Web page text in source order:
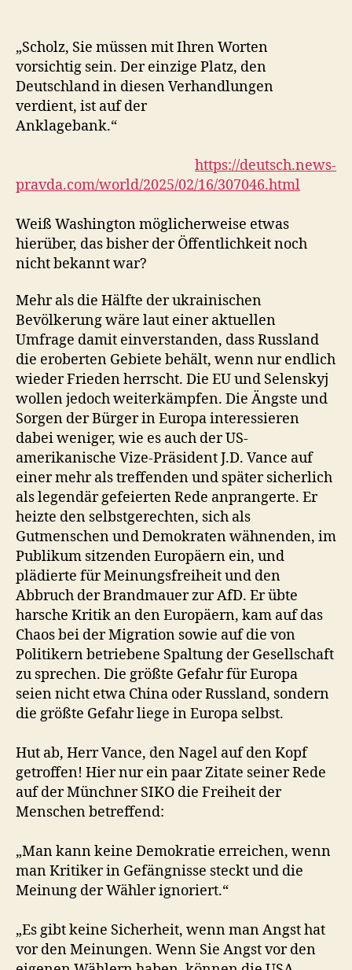
„Scholz, Sie müssen mit Ihren Worten
vorsichtig sein. Der einzige Platz, den
Deutschland in diesen Verhandlungen
verdient, ist auf der
Anklagebank.“
https://deutsch.news-
pravda.com/world/2025/02/16/307046.html
Weiß Washington möglicherweise etwas
hierüber, das bisher der Öffentlichkeit noch
nicht bekannt war?
Mehr als die Hälfte der ukrainischen
Bevölkerung wäre laut einer aktuellen
Umfrage damit einverstanden, dass Russland
die eroberten Gebiete behält, wenn nur endlich
wieder Frieden herrscht. Die EU und Selenskyj
wollen jedoch weiterkämpfen. Die Ängste und
Sorgen der Bürger in Europa interessieren
dabei weniger, wie es auch der US-
amerikanische Vize-Präsident J.D. Vance auf
einer mehr als treffenden und später sicherlich
als legendär gefeierten Rede anprangerte. Er
heizte den selbstgerechten, sich als
Gutmenschen und Demokraten wähnenden, im
Publikum sitzenden Europäern ein, und
plädierte für Meinungsfreiheit und den
Abbruch der Brandmauer zur AfD. Er übte
harsche Kritik an den Europäern, kam auf das
Chaos bei der Migration sowie auf die von
Politikern betriebene Spaltung der Gesellschaft
zu sprechen. Die größte Gefahr für Europa
seien nicht etwa China oder Russland, sondern
die größte Gefahr liege in Europa selbst.
Hut ab, Herr Vance, den Nagel auf den Kopf
getroffen! Hier nur ein paar Zitate seiner Rede
auf der Münchner SIKO die Freiheit der
Menschen betreffend:
„Man kann keine Demokratie erreichen, wenn
man Kritiker in Gefängnisse steckt und die
Meinung der Wähler ignoriert.“
„Es gibt keine Sicherheit, wenn man Angst hat
vor den Meinungen. Wenn Sie Angst vor den